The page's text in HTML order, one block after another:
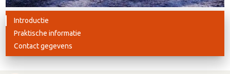
Introductie
Praktische informatie
Contact gegevens